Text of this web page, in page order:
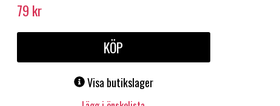
79 kr
KÖP
Visa butikslager